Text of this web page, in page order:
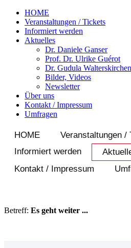
HOME
Veranstaltungen / Tickets
Informiert werden
Aktuelles
Dr. Daniele Ganser
Prof. Dr. Ulrike Guérot
Dr. Gudula Walterskirchen
Bilder, Videos
Newsletter
Über uns
Kontakt / Impressum
Umfragen
HOME
Veranstaltungen /
Informiert werden
Kontakt / Impressum
Betreff: Es geht weiter ...